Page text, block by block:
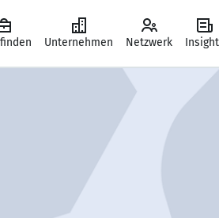
Unternehmen Netzwerk